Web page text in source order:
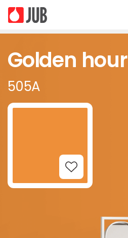
Golden hour
505A
Add to Wishlist